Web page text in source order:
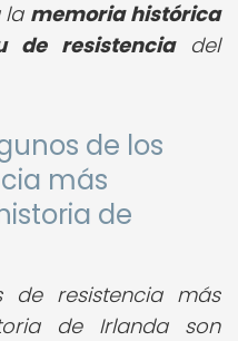
la memoria histórica
de resistenciadel
de los
más
de
de resistencia más
de Irlanda son